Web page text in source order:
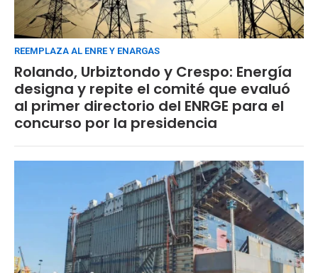
REEMPLAZA AL ENRE Y ENARGAS
Rolando, Urbiztondo y Crespo: Energía
designa y repite el comité que evaluó
al primer directorio del ENRGE para el
concurso por la presidencia